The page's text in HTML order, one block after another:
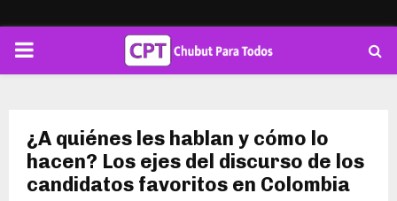
PRIMARY
¿A quiénes les hablan y cómo lo
hacen? Los ejes del discurso de los
candidatos favoritos en Colombia